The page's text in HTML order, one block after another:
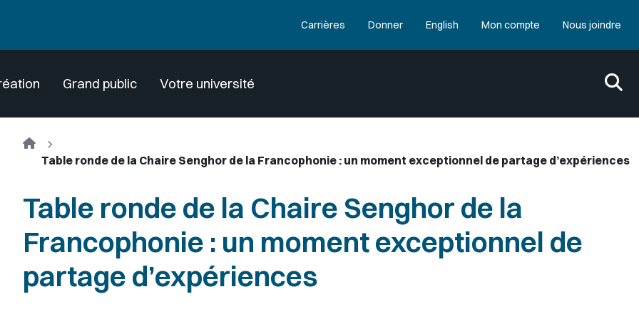
Carrières Donner English Mon compte Nous joindre
Grand public Votre université
Accueil
Table ronde de la Chaire Senghor de la Francophonie : un moment exceptionnel de partage d’expériences
Table ronde de la Chaire Senghor de la
Francophonie : un moment exceptionnel de
partage d’expériences